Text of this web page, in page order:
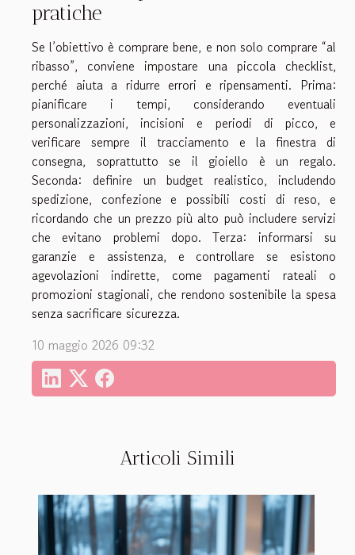
Articoli Simili
pratiche
Se l’obiettivo è comprare bene, e non solo comprare “al
ribasso”, conviene impostare una piccola checklist,
perché aiuta a ridurre errori e ripensamenti. Prima:
pianificare i tempi, considerando eventuali
personalizzazioni, incisioni e periodi di picco, e
verificare sempre il tracciamento e la finestra di
consegna, soprattutto se il gioiello è un regalo.
Seconda: definire un budget realistico, includendo
spedizione, confezione e possibili costi di reso, e
ricordando che un prezzo più alto può includere servizi
che evitano problemi dopo. Terza: informarsi su
garanzie e assistenza, e controllare se esistono
agevolazioni indirette, come pagamenti rateali o
promozioni stagionali, che rendono sostenibile la spesa
senza sacrificare sicurezza.
10 maggio 2026 09:32